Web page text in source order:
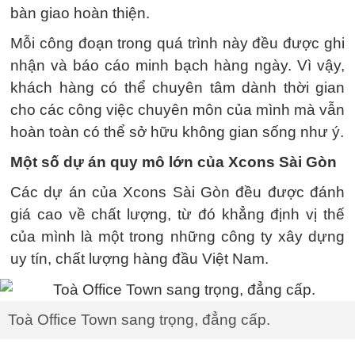
bàn giao hoàn thiện.
Mỗi công đoạn trong quá trình này đều được ghi
nhận và báo cáo minh bạch hàng ngày. Vì vậy,
khách hàng có thể chuyên tâm dành thời gian
cho các công việc chuyên môn của mình mà vẫn
hoàn toàn có thể sở hữu không gian sống như ý.
Một số dự án quy mô lớn của Xcons Sài Gòn
Các dự án của Xcons Sài Gòn đều được đánh
giá cao về chất lượng, từ đó khẳng định vị thế
của mình là một trong những công ty xây dựng
uy tín, chất lượng hàng đầu Việt Nam.
Toà Office Town sang trọng, đẳng cấp.